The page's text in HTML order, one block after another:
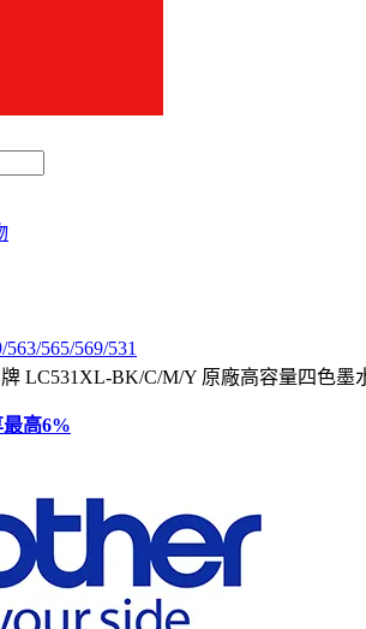
565/569/531
LC531XL-BK/C/M/Y 原廠高容量四色墨
高6%